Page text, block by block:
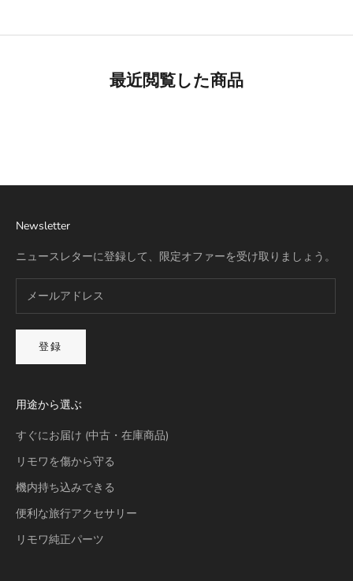
最近閲覧した商品
Newsletter
ニュースレターに登録して、限定オファーを受け取りましょう。
登録
用途から選ぶ
すぐにお届け (中古・在庫商品)
リモワを傷から守る
機内持ち込みできる
便利な旅行アクセサリー
リモワ純正パーツ